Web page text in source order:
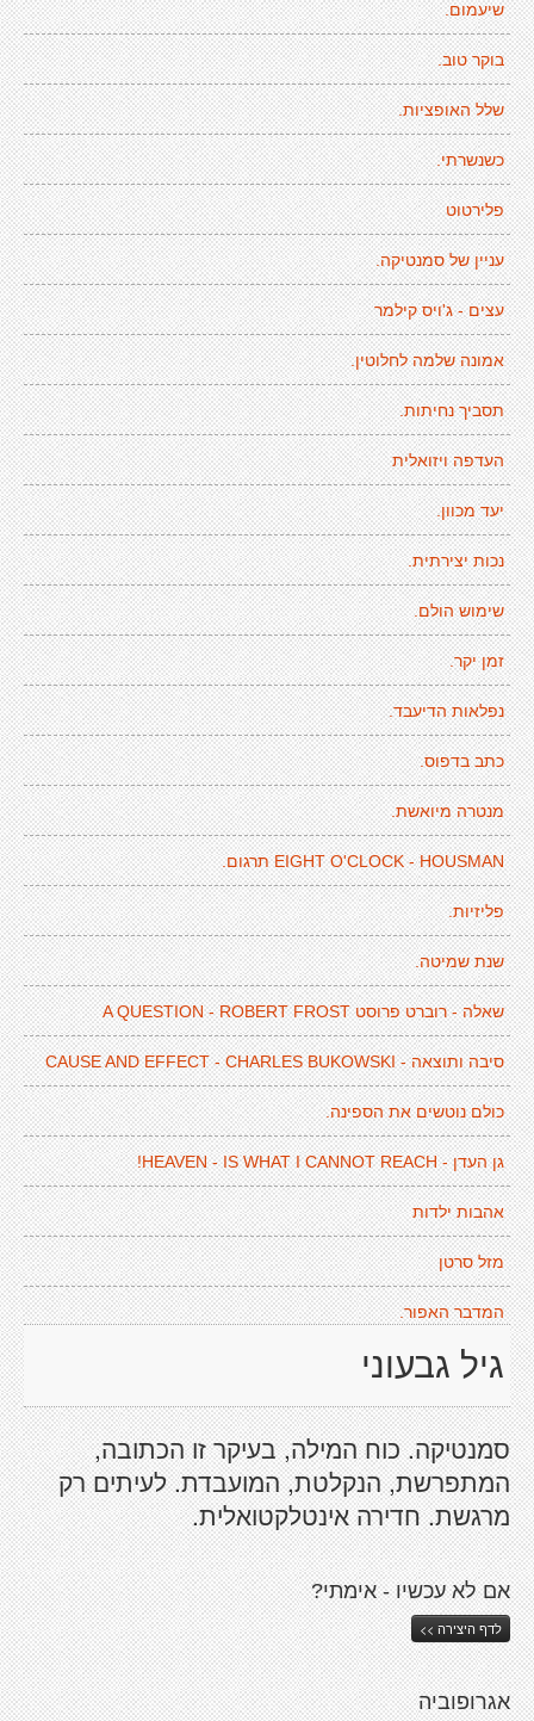
שיעמום.
בוקר טוב.
שלל האופציות.
כשנשרתי.
פלירטוט
עניין של סמנטיקה.
עצים - ג'ויס קילמר
אמונה שלמה לחלוטין.
תסביך נחיתות.
העדפה ויזואלית
יעד מכוון.
נכות יצירתית.
שימוש הולם.
זמן יקר.
נפלאות הדיעבד.
כתב בדפוס.
מנטרה מיואשת.
EIGHT O'CLOCK - HOUSMAN תרגום.
פליזיות.
שנת שמיטה.
שאלה - רוברט פרוסט A QUESTION - ROBERT FROST
סיבה ותוצאה - CAUSE AND EFFECT - CHARLES BUKOWSKI
כולם נוטשים את הספינה.
גן העדן - HEAVEN - IS WHAT I CANNOT REACH!
אהבות ילדות
מזל סרטן
המדבר האפור.
גיל גבעוני
סמנטיקה. כוח המילה, בעיקר זו הכתובה,
המתפרשת, הנקלטת, המועבדת. לעיתים רק
מרגשת. חדירה אינטלקטואלית.
אם לא עכשיו - אימתי?
לדף היצירה >>
אגרופוביה